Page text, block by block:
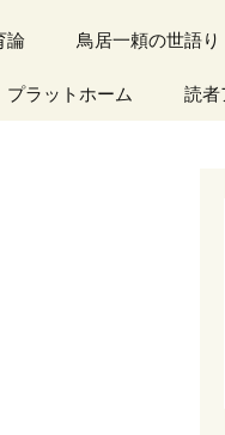
カイブ（１）
論 鳥居一頼の世語り
アーカイブ（１）
プラットホーム 読者